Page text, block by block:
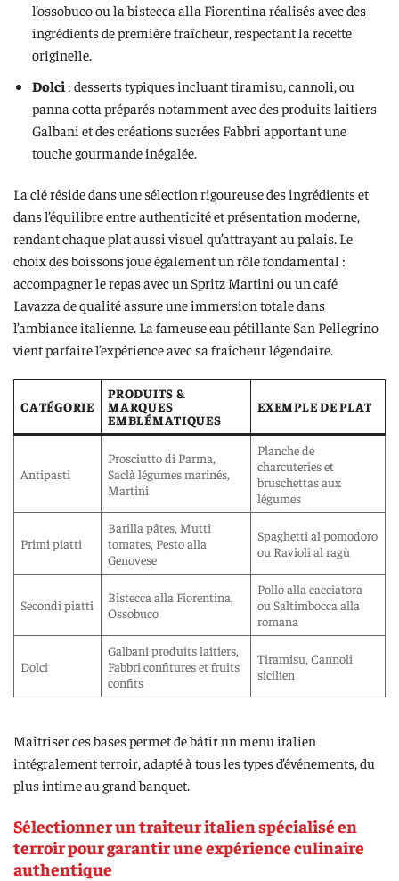
l’ossobuco ou la bistecca alla Fiorentina réalisés avec des
ingrédients de première fraîcheur, respectant la recette
originelle.
Dolci : desserts typiques incluant tiramisu, cannoli, ou
panna cotta préparés notamment avec des produits laitiers
Galbani et des créations sucrées Fabbri apportant une
touche gourmande inégalée.
La clé réside dans une sélection rigoureuse des ingrédients et
dans l’équilibre entre authenticité et présentation moderne,
rendant chaque plat aussi visuel qu’attrayant au palais. Le
choix des boissons joue également un rôle fondamental :
accompagner le repas avec un Spritz Martini ou un café
Lavazza de qualité assure une immersion totale dans
l’ambiance italienne. La fameuse eau pétillante San Pellegrino
vient parfaire l’expérience avec sa fraîcheur légendaire.
CATÉGORIE
PRODUITS &
MARQUES
EMBLÉMATIQUES
EXEMPLE DE PLAT
Antipasti
Prosciutto di Parma,
Saclà légumes marinés,
Martini
Planche de
charcuteries et
bruschettas aux
légumes
Primi piatti
Barilla pâtes, Mutti
tomates, Pesto alla
Genovese
Spaghetti al pomodoro
ou Ravioli al ragù
Secondi piatti
Bistecca alla Fiorentina,
Ossobuco
Pollo alla cacciatora
ou Saltimbocca alla
romana
Dolci
Galbani produits laitiers,
Fabbri confitures et fruits
confits
Tiramisu, Cannoli
sicilien
Maîtriser ces bases permet de bâtir un menu italien
intégralement terroir, adapté à tous les types d’événements, du
plus intime au grand banquet.
Sélectionner un traiteur italien spécialisé en
terroir pour garantir une expérience culinaire
authentique